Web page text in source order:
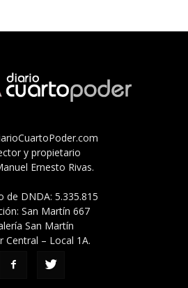
y propietario
Ernesto Rivas.
de DNDA: 5.335.815
San Martín 667
San Martín
Central – Local 1A.